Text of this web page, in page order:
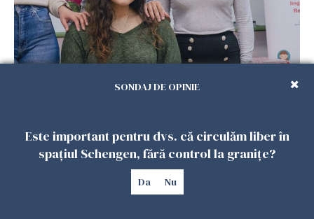
Viața tot mai scumpă din Spania schimbă
planurile românilor. Mulți se gândesc să
SONDAJ DE OPINIE
Este important pentru dvs. că circulăm liber în
spațiul Schengen, fără control la granițe?
Da Nu